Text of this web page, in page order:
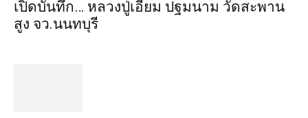
เปิดบันทึก… หลวงปู่เอี่ยม ​ปฐม​นาม​ วัดสะพาน
สูง​ จว.นนทบุรี